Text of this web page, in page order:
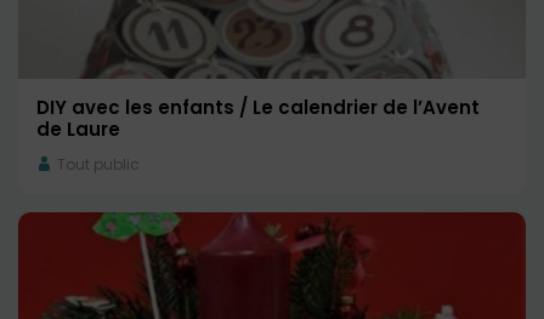
DIY avec les enfants / Le calendrier de l’Avent
de Laure
Tout public